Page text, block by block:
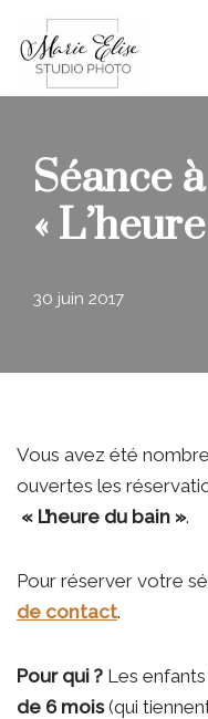
Aller
au
Séance
«
30 juin 2017
Vous avez été
ouvertes les
« L’heure du bain ».
Pour réserver votre
de contact.
Pour qui ? Les
de 6 mois(qui